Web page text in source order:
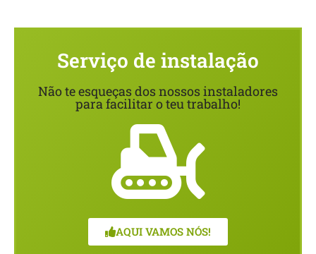
Serviço de instalação
Não te esqueças dos nossos instaladores
para facilitar o teu trabalho!
AQUI VAMOS NÓS!